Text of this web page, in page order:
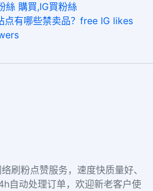
絲 購買,IG買粉絲
点有哪些禁卖品？free IG likes
刷粉点赞服务，速度快质量好、
自动处理订单，欢迎新老客户使